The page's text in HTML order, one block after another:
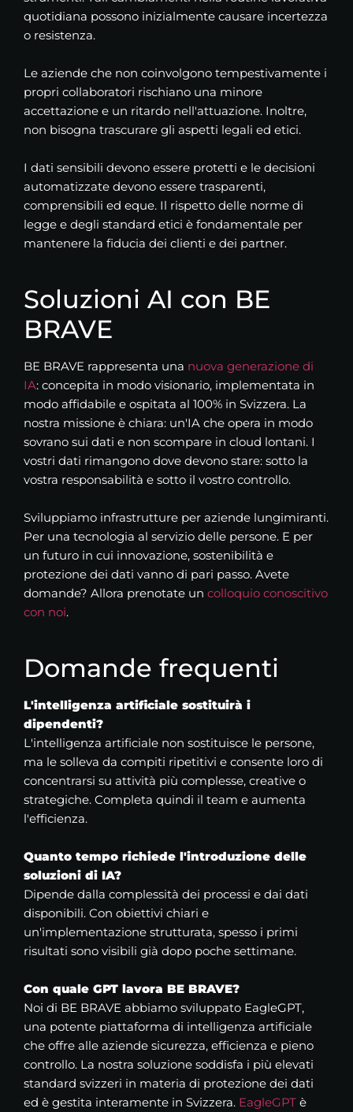
quotidiana possono inizialmente causare incertezza
o resistenza.
Le aziende che non coinvolgono tempestivamente i
propri collaboratori rischiano una minore
accettazione e un ritardo nell'attuazione. Inoltre,
non bisogna trascurare gli aspetti legali ed etici.
I dati sensibili devono essere protetti e le decisioni
automatizzate devono essere trasparenti,
comprensibili ed eque. Il rispetto delle norme di
legge e degli standard etici è fondamentale per
mantenere la fiducia dei clienti e dei partner.
Soluzioni AI con BE
BRAVE
BE BRAVE rappresenta una nuova generazione di
IA: concepita in modo visionario, implementata in
modo affidabile e ospitata al 100% in Svizzera. La
nostra missione è chiara: un'IA che opera in modo
sovrano sui dati e non scompare in cloud lontani. I
vostri dati rimangono dove devono stare: sotto la
vostra responsabilità e sotto il vostro controllo.
Sviluppiamo infrastrutture per aziende lungimiranti.
Per una tecnologia al servizio delle persone. E per
un futuro in cui innovazione, sostenibilità e
protezione dei dati vanno di pari passo. Avete
domande? Allora prenotate un colloquio conoscitivo
con noi.
Domande frequenti
L'intelligenza artificiale sostituirà i
dipendenti?
L'intelligenza artificiale non sostituisce le persone,
ma le solleva da compiti ripetitivi e consente loro di
concentrarsi su attività più complesse, creative o
strategiche. Completa quindi il team e aumenta
l'efficienza.
Quanto tempo richiede l'introduzione delle
soluzioni di IA?
Dipende dalla complessità dei processi e dai dati
disponibili. Con obiettivi chiari e
un'implementazione strutturata, spesso i primi
risultati sono visibili già dopo poche settimane.
Con quale GPT lavora BE BRAVE?
Noi di BE BRAVE abbiamo sviluppato EagleGPT,
una potente piattaforma di intelligenza artificiale
che offre alle aziende sicurezza, efficienza e pieno
controllo. La nostra soluzione soddisfa i più elevati
standard svizzeri in materia di protezione dei dati
ed è gestita interamente in Svizzera. EagleGPT è